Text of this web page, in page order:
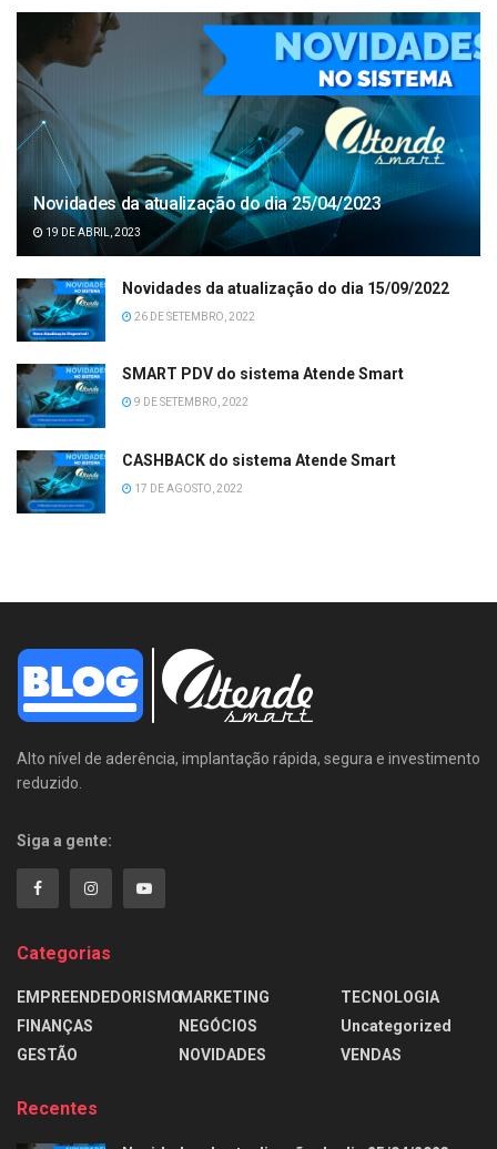
Novidades da atualização do dia 25/04/2023
19 DE ABRIL, 2023
Novidades da atualização do dia 15/09/2022
26 DE SETEMBRO, 2022
SMART PDV do sistema Atende Smart
9 DE SETEMBRO, 2022
CASHBACK do sistema Atende Smart
17 DE AGOSTO, 2022
Alto nível de aderência, implantação rápida, segura e investimento
reduzido.
Siga a gente:
Categorias
EMPREENDEDORISMO
FINANÇAS
GESTÃO
MARKETING
NEGÓCIOS
NOVIDADES
TECNOLOGIA
Uncategorized
VENDAS
Recentes